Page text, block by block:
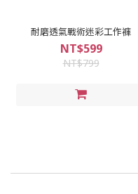
耐磨透氣戰術迷彩工作褲
NT$599
NT$799